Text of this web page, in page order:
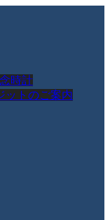
時計
ットのご案内